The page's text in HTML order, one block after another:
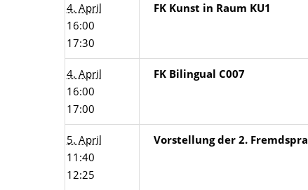
4. April
16:00
17:30
FK Kunst in Raum KU1
4. April
16:00
17:00
FK Bilingual C007
5. April
11:40
12:25
Vorstellung der 2.